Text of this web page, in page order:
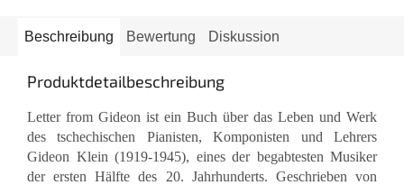
Beschreibung Bewertung Diskussion
Produktdetailbeschreibung
Letter from Gideon ist ein Buch über das Leben und Werk
des tschechischen Pianisten, Komponisten und Lehrers
Gideon Klein (1919-1945), eines der begabtesten Musiker
der ersten Hälfte des 20. Jahrhunderts. Geschrieben von